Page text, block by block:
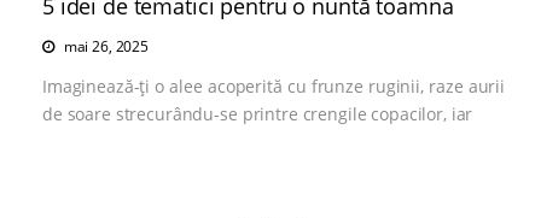
5 idei de tematici pentru o nuntă toamna
mai 26, 2025
Imaginează-ți o alee acoperită cu frunze ruginii, raze aurii
de soare strecurându-se printre crengile copacilor, iar